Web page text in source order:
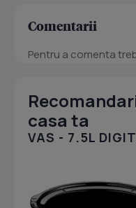
Comentarii
Pentru a comenta
casa ta
VAS - 7.5L